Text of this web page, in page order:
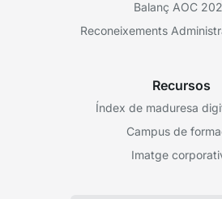
Balanç AOC
Reconeixements
Recursos
Índex de maduresa
Campus de
Imatge